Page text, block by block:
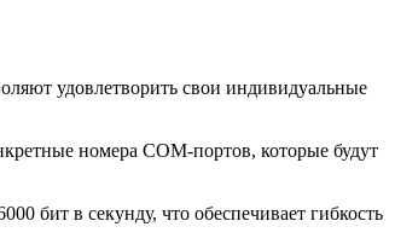
удовлетворить свои индивидуальные
номера COM-портов, которые будут
бит в секунду, что обеспечивает гибкость